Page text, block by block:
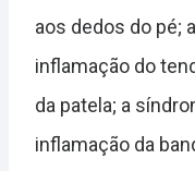
aos dedos do pé;
inflamação do
da patela; a
inflamação da